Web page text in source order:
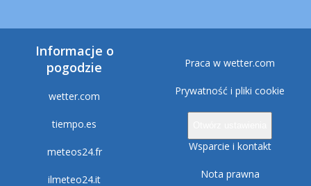
Informacje o
pogodzie
wetter.com
tiempo.es
meteos24.fr
ilmeteo24.it
Praca w wetter.com
Prywatność i pliki cookie
Wsparcie i kontakt
Nota prawna